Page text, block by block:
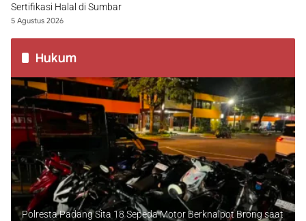
Sertifikasi Halal di Sumbar
5 Agustus 2026
Hukum
Polresta Padang Sita 18 Sepeda Motor Berknalpot Brong saat